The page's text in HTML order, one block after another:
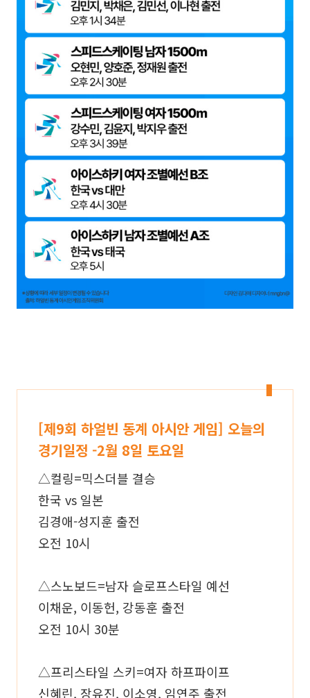
[제9회 하얼빈 동계 아시안 게임] 오늘의
경기일정 -2월 8일 토요일
△컬링=믹스더블 결승
한국 vs 일본
김경애-성지훈 출전
오전 10시
△스노보드=남자 슬로프스타일 예선
이채운, 이동헌, 강동훈 출전
오전 10시 30분
△프리스타일 스키=여자 하프파이프
신혜린, 장유진, 이소영, 임연주 출전